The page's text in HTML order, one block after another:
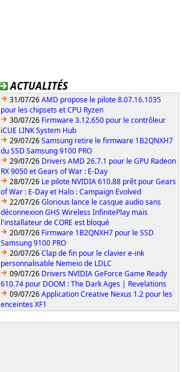
ACTUALITÉS
31/07/26AMD propose le pilote 8.07.16.1035
pour les chipsets et CPU Ryzen
30/07/26 Firmware 3.12.650 pour le contrôleur
iCUE LINK System Hub
29/07/26Samsung retire le firmware 1B2QNXH7
du SSD Samsung 9100 PRO
29/07/26 Drivers AMD 26.7.1 pour le GPU Radeon
RX 9050 et Gears of War : E-Day
28/07/26 Le pilote NVIDIA 610.88 prêt pour Gears
of War : E-Day et Halo : Campaign Evolved
22/07/26Glorious lance le casque audio sans
déconnexion GHS Wireless InfinitePlay mais
l'installateur de CORE est bloqué
20/07/26 Firmware 1B2QNXH7 pour le SSD
Samsung 9100 PRO
20/07/26Clap de fin pour le clavier e-ink
personnalisable Nemeio de LDLC
09/07/26 Drivers NVIDIA GeForce Game Ready
610.74 pour DOOM : The Dark Ages | Revelations
09/07/26Application Creative Nexus 1.2 pour les
enceintes XF1